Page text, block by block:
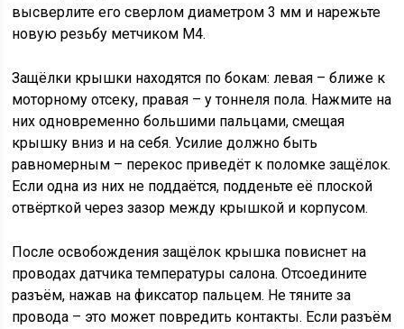
высверлите его сверлом диаметром 3 мм и нарежьте
новую резьбу метчиком М4.
Защёлки крышки находятся по бокам: левая – ближе к
моторному отсеку, правая – у тоннеля пола. Нажмите на
них одновременно большими пальцами, смещая
крышку вниз и на себя. Усилие должно быть
равномерным – перекос приведёт к поломке защёлок.
Если одна из них не поддаётся, подденьте её плоской
отвёрткой через зазор между крышкой и корпусом.
После освобождения защёлок крышка повиснет на
проводах датчика температуры салона. Отсоедините
разъём, нажав на фиксатор пальцем. Не тяните за
провода – это может повредить контакты. Если разъём